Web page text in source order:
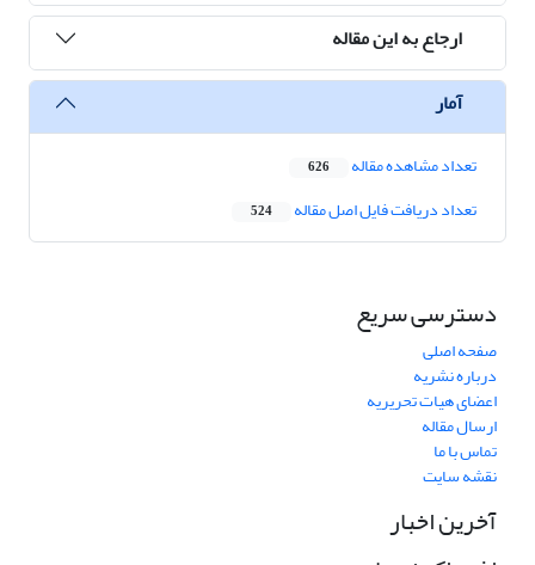
ارجاع به این مقاله
آمار
تعداد مشاهده مقاله 626
تعداد دریافت فایل اصل مقاله 524
دسترسی سریع
صفحه اصلی
درباره نشریه
اعضای هیات تحریریه
ارسال مقاله
تماس با ما
نقشه سایت
آخرین اخبار